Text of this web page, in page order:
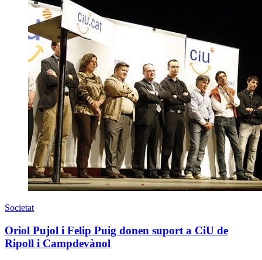
Societat
Oriol Pujol i Felip Puig donen suport a CiU de
Ripoll i Campdevànol